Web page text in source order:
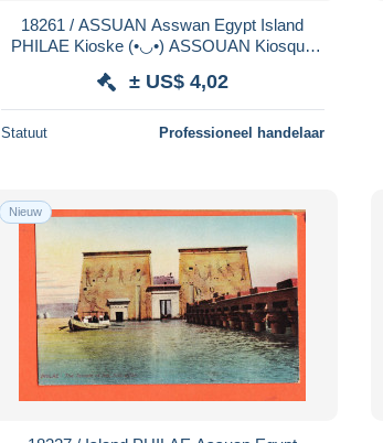
18261 / ASSUAN Asswan Egypt Island
PHILAE Kioske (•◡•) ASSOUAN Kiosque
MARQUES FIORILLO
± US$ 4,02
Statuut Professioneel handelaar
Nieuw